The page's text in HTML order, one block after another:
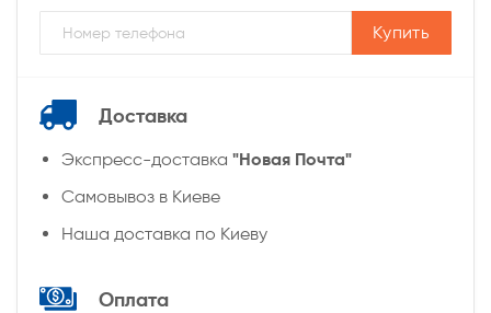
Купить
Доставка
Экспресс-доставка "Новая Почта"
Самовывоз в Киеве
Наша доставка по Киеву
Оплата